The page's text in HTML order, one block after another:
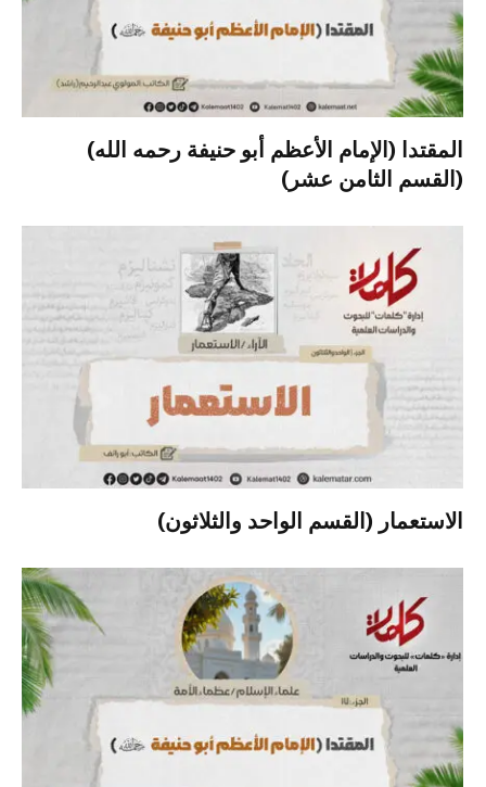
المقتدا (الإمام الأعظم أبو حنيفة رحمه الله)
(القسم الثامن عشر)
الاستعمار (القسم الواحد والثلاثون)